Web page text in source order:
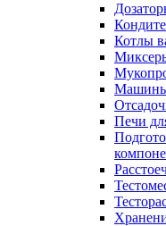
Котлы
Машины
Печи